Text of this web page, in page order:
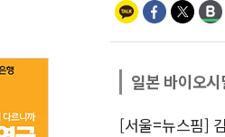
일본 바이오
[서울=뉴스핌]